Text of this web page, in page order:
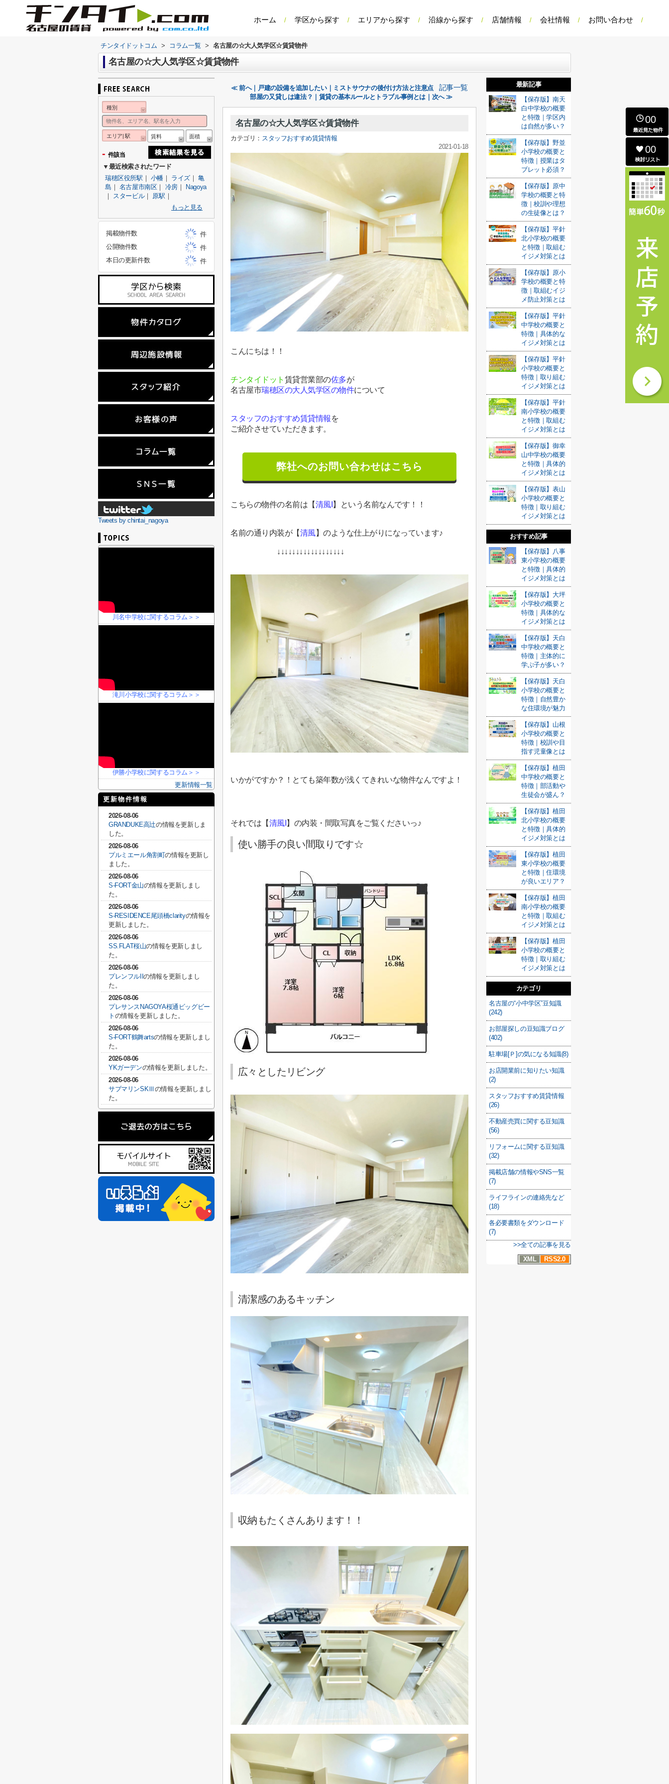
ホーム 学区から探す エリアから探す 沿線から探す 店舗情報 会社情報 お問い合わせ
チンタイドットコム > コラム一覧 > 名古屋の☆大人気学区☆賃貸物件
名古屋の☆大人気学区☆賃貸物件
≪ 前へ｜戸建の設備を追加したい｜ミストサウナの後付け方法と注意点 記事一覧
部屋の又貸しは違法？｜賃貸の基本ルールとトラブル事例とは｜次へ ≫
名古屋の☆大人気学区☆賃貸物件
カテゴリ： スタッフおすすめ賃貸情報
2021-01-18
こんにちは！！
チンタイドット 賃貸営業部の佐多が
名古屋市瑞穂区の大人気学区の物件について
スタッフのおすすめ賃貸情報 を
ご紹介させていただきます。
弊社へのお問い合わせはこちら
こちらの物件の名前は【清風I 】という名前なんです！！
名前の通り内装が【清風】のような仕上がりになっています♪
↓↓↓↓↓↓↓↓↓↓↓↓↓↓↓↓↓↓
いかがですか？！とても築年数が浅くてきれいな物件なんですよ！
それでは【清風I 】の内装・間取写真をご覧くださいっ♪
使い勝手の良い間取りです☆
広々としたリビング
清潔感のあるキッチン
収納もたくさんあります！！
最新記事
【保存版】南天
白中学校の概要
と特徴｜学区内
は自然が多い？
【保存版】野並
小学校の概要と
特徴｜授業はタ
ブレット必須？
【保存版】原中
学校の概要と特
徴｜校訓や理想
の生徒像とは？
【保存版】平針
北小学校の概要
と特徴｜取組む
イジメ対策とは
【保存版】原小
学校の概要と特
徴｜取組むイジ
メ防止対策とは
【保存版】平針
中学校の概要と
特徴｜具体的な
イジメ対策とは
【保存版】平針
小学校の概要と
特徴｜取り組む
イジメ対策とは
【保存版】平針
南小学校の概要
と特徴｜取組む
イジメ対策とは
【保存版】御幸
山中学校の概要
と特徴｜具体的
イジメ対策とは
【保存版】表山
小学校の概要と
特徴｜取り組む
イジメ対策とは
おすすめ記事
【保存版】八事
東小学校の概要
と特徴｜具体的
イジメ対策とは
【保存版】大坪
小学校の概要と
特徴｜具体的な
イジメ対策とは
【保存版】天白
中学校の概要と
特徴｜主体的に
学ぶ子が多い？
【保存版】天白
小学校の概要と
特徴｜自然豊か
な住環境が魅力
【保存版】山根
小学校の概要と
特徴｜校訓や目
指す児童像とは
【保存版】植田
中学校の概要と
特徴｜部活動や
生徒会が盛ん？
【保存版】植田
北小学校の概要
と特徴｜具体的
イジメ対策とは
【保存版】植田
東小学校の概要
と特徴｜住環境
が良いエリア？
【保存版】植田
南小学校の概要
と特徴｜取組む
イジメ対策とは
【保存版】植田
小学校の概要と
特徴｜取り組む
イジメ対策とは
カテゴリ
名古屋の“小中学区”豆知識
(242)
お部屋探しの豆知識ブログ
(402)
駐車場[Ｐ]の気になる知識(8)
お店開業前に知りたい知識
(2)
スタッフおすすめ賃貸情報
(26)
不動産売買に関する豆知識
(56)
リフォームに関する豆知識
(32)
掲載店舗の情報やSNS一覧
(7)
ライフラインの連絡先など
(18)
各必要書類をダウンロード
(7)
>>全ての記事を見る
XML
RSS2.0
種別
エリア| 駅 賃料 面積
- 件該当
▼最近検索されたワード
瑞穂区役所駅 ｜ 小幡 ｜ ライズ ｜亀
島 ｜ 名古屋市南区｜ 冷房｜
Nagoya
｜ スタービル｜ 原駅 ｜
もっと見る
掲載物件数
件
公開物件数
件
本日の更新件数
件
Tweets by chintai_nagoya
川名中学校に関するコラム＞＞
滝川小学校に関するコラム＞＞
伊勝小学校に関するコラム＞＞
更新情報一覧
更新物件情報
2026-08-06
GRANDUKE高辻の情報を更新しま
した。
2026-08-06
プルミエール角割町の情報を更新し
ました。
2026-08-06
S-FORT金山の情報を更新しまし
た。
2026-08-06
S-RESIDENCE尾頭橋clarityの情報を
更新しました。
2026-08-06
SS.FLAT桜山の情報を更新しまし
た。
2026-08-06
プレンフルIIの情報を更新しまし
た。
2026-08-06
プレサンスNAGOYA桜通ビッグビー
ト の情報を更新しました。
2026-08-06
S-FORT鶴舞artsの情報を更新しまし
た。
2026-08-06
YKガーデンの情報を更新しました。
2026-08-06
サブマリンSKⅢ の情報を更新しまし
た。
00
00